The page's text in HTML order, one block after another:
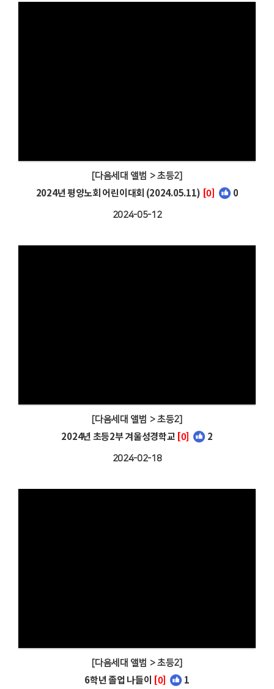
[다음세대 앨범 > 초등2]
2024년 평양노회 어린이대회 (2024.05.11) [0] 0
2024-05-12
[다음세대 앨범 > 초등2]
2024년 초등2부 겨울성경학교 [0] 2
2024-02-18
[다음세대 앨범 > 초등2]
6학년 졸업 나들이 [0] 1